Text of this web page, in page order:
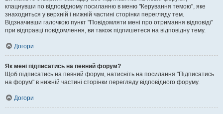
клацнувши по відповідному посиланню в меню "Керування темою", яке
знаходиться у верхній і нижній частині сторінки перегляду тем.
Відзначивши галочкою пункт "Повідомляти мені про отримання відповіді"
при відправці повідомлення, ви також підпишетеся на відповідну тему.
Догори
Як мені підписатись на певний форум?
Щоб підписатись на певний форум, натисніть на посилання "Підписатись
на форум" в нижній частині сторінки перегляду відповідного форуму.
Догори